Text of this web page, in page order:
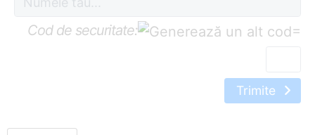
Cod de securitate: =
Trimite